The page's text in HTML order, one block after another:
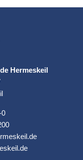
Hermeskeil
0